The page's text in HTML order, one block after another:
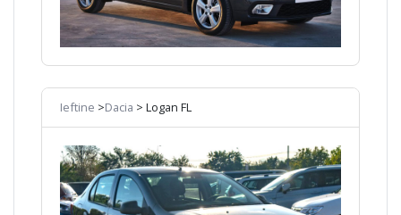
Ieftine >Dacia > Logan FL